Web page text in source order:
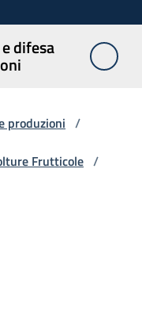
difesa
produzioni /
Frutticole /